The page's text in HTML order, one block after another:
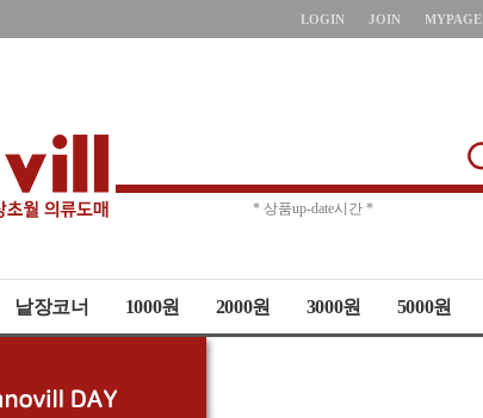
LOGIN JOIN MYPAGE
* 주문취소 제한 *
낱장코너 1000원 2000원 3000원 5000원